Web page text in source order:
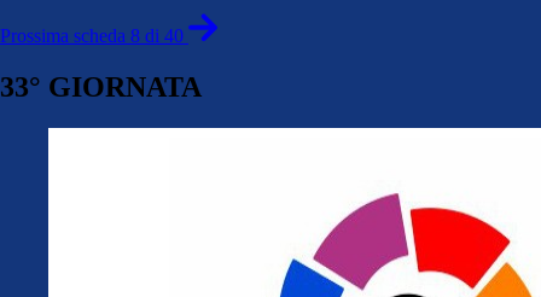
Prossima scheda 8 di 40
33° GIORNATA